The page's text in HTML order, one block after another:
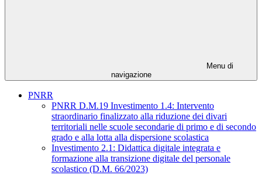
Menu di
navigazione
PNRR
PNRR D.M.19 Investimento 1.4: Intervento
straordinario finalizzato alla riduzione dei divari
territoriali nelle scuole secondarie di primo e di secondo
grado e alla lotta alla dispersione scolastica
Investimento 2.1: Didattica digitale integrata e
formazione alla transizione digitale del personale
scolastico (D.M. 66/2023)